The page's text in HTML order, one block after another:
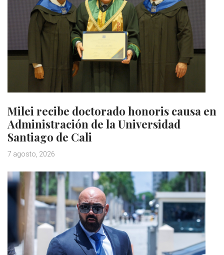
Milei recibe doctorado honoris causa en
Administración de la Universidad
Santiago de Cali
7 agosto, 2026